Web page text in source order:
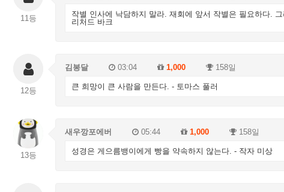
11등
작별 인사에 낙담하지 말라. 재회에 앞서 작별은 필요하다.
리처드 바크
12등
김봉달 03:04 1,000 158일
큰 희망이 큰 사람을 만든다. - 토마스 풀러
13등
새우깡포에버 05:44 1,000 158일
성경은 게으름뱅이에게 빵을 약속하지 않는다. - 작자 미상